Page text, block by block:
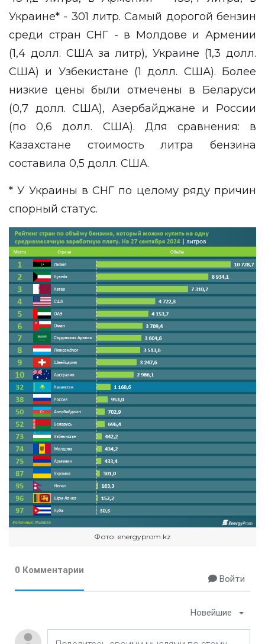
Украине* - 301 литр. Самый дорогой бензин
среди стран СНГ - в Молдове и Армении
(1,4 долл. США за литр), Украине (1,3 долл.
США) и Узбекистане (1 долл. США). Более
низкие цены были отмечены в Беларуси
(0,7 долл. США), Азербайджане и России
(по 0,6 долл. США). Для сравнения: в
Казахстане стоимость литра бензина
составила 0,5 долл. США.
* У Украины в СНГ по целому ряду причин
спорный статус.
Фото: energyprom.kz
0 Комментарии
Войти
Новейшие